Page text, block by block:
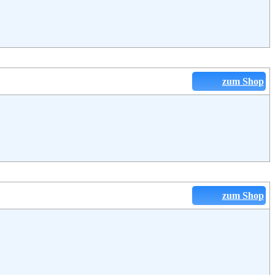
zum Shop
zum Shop